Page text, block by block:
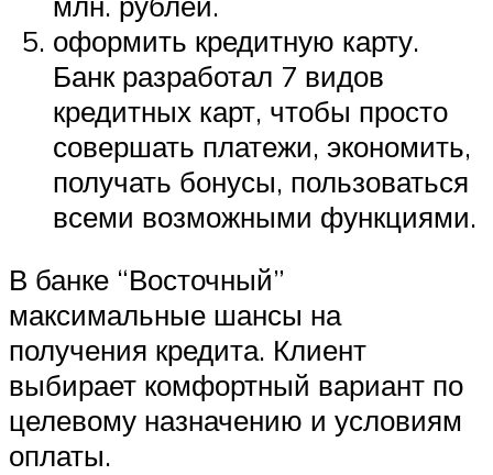
оформить кредитную карту.
Банк разработал 7 видов
кредитных карт, чтобы просто
совершать платежи, экономить,
получать бонусы, пользоваться
всеми возможными функциями.
В банке “Восточный”
максимальные шансы на
получения кредита. Клиент
выбирает комфортный вариант по
целевому назначению и условиям
оплаты.